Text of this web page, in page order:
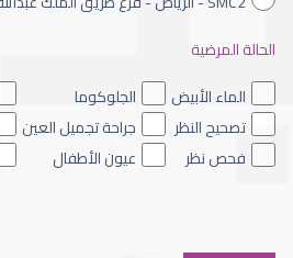
ضعف نظر العين اليسرى
الحالة المرضية
الماء الأبيض
الجلوكوما
تصحيح النظر
جراحة تجميل العين
فحص نظر
عيون الأطفال